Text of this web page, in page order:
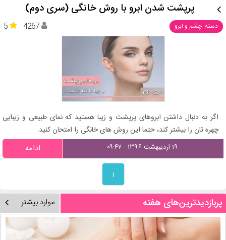
پرپشت شدن ابرو با روش خانگی (سری دوم)
دسته: چشم و ابرو 5 4267
اگر به دنبال داشتن ابروهای پرپشت و زیبا هستید که نمای طبیعی و زیبایی
چهره تان را بیشتر کند، حتما این روش های خانگی را امتحان کنید.
۱۹ اردیبهشت ۱۳۹۶ - ۰۹:۴۷ ادامه
۱
پربازدیدترین‌های هفته موارد بیشتر